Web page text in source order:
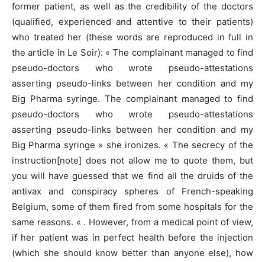
former patient, as well as the credibility of the doctors
(qualified, experienced and attentive to their patients)
who treated her (these words are reproduced in full in
the article in Le Soir): « The complainant managed to find
pseudo-doctors who wrote pseudo-attestations
asserting pseudo-links between her condition and my
Big Pharma syringe. The complainant managed to find
pseudo-doctors who wrote pseudo-attestations
asserting pseudo-links between her condition and my
Big Pharma syringe » she ironizes. « The secrecy of the
instruction[note] does not allow me to quote them, but
you will have guessed that we find all the druids of the
antivax and conspiracy spheres of French-speaking
Belgium, some of them fired from some hospitals for the
same reasons. « . However, from a medical point of view,
if her patient was in perfect health before the injection
(which she should know better than anyone else), how